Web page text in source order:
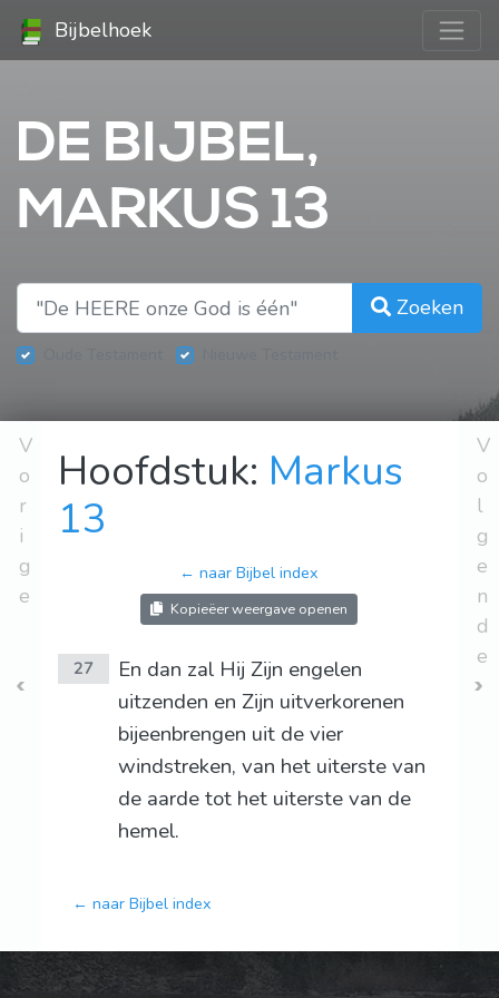
Bijbelhoek
DE BIJBEL,
MARKUS 13
Zoeken
V
o
r
i
g
e
Hoofdstuk: Markus
13
← naar Bijbel index
Kopieëer weergave openen
27
En dan zal Hij Zijn engelen
uitzenden en Zijn uitverkorenen
bijeenbrengen uit de vier
windstreken, van het uiterste van
de aarde tot het uiterste van de
hemel.
← naar Bijbel index
V
o
l
g
e
n
d
e